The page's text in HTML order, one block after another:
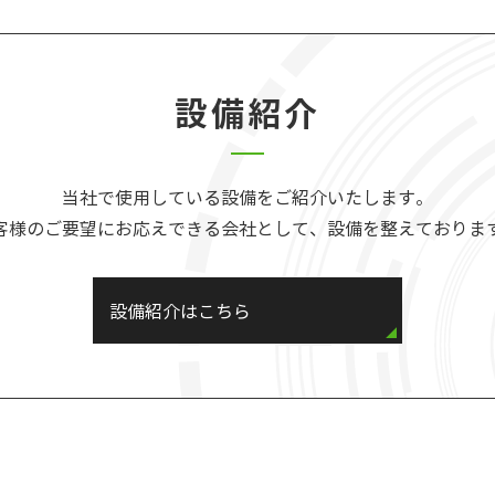
設備紹介
当社で使用している設備をご紹介いたします。
様のご要望にお応えできる会社として、設備を整えておりま
設備紹介はこちら